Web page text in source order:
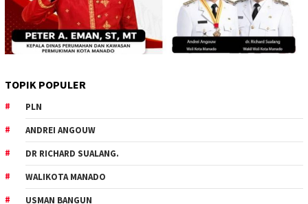
TOPIK POPULER
PLN
ANDREI ANGOUW
DR RICHARD SUALANG.
WALIKOTA MANADO
USMAN BANGUN